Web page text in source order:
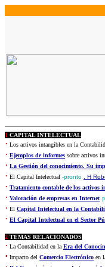
1 CAPITAL INTELECTUAL
· Los activos intangibles en la
· Ejemplos de informes sobre activos
· La Gestión del conocimiento. Su
· El Capital Intelectual -pronto H
· Tratamiento contable de los activos
· Valoración de empresas en Internet
· El Capital Intelectual en la
· El Capital Intelectual en el Sector
2 TEMAS RELACIONADOS
· La Contabilidad en la Era del
· Impacto del Comercio Electrónico en